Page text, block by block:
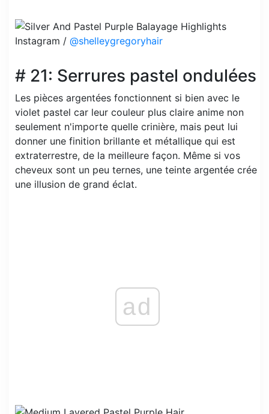
Instagram / @shelleygregoryhair
# 21: Serrures pastel ondulées
Les pièces argentées fonctionnent si bien avec le
violet pastel car leur couleur plus claire anime non
seulement n'importe quelle crinière, mais peut lui
donner une finition brillante et métallique qui est
extraterrestre, de la meilleure façon. Même si vos
cheveux sont un peu ternes, une teinte argentée crée
une illusion de grand éclat.
ad